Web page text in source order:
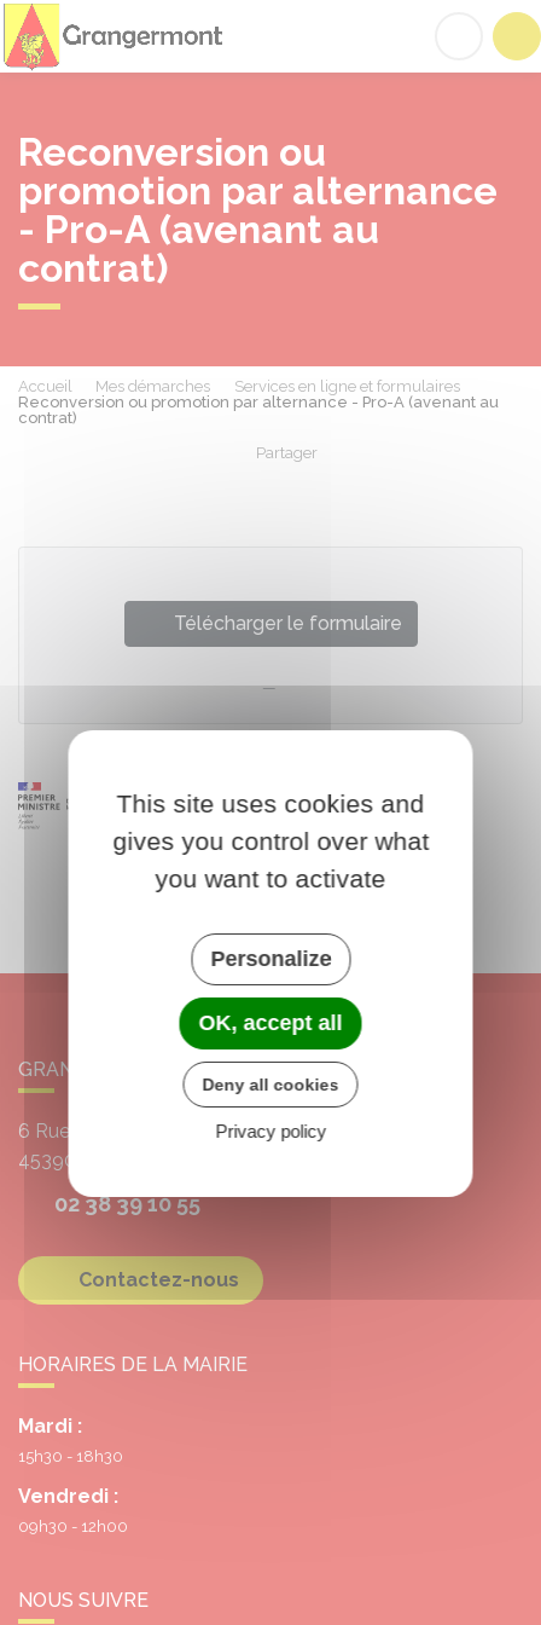
Reconversion ou
promotion par alternance
- Pro-A (avenant au
contrat)
Accueil Mes démarches
Services en ligne et formulaires
Reconversion ou promotion par alternance - Pro-A (avenant au
contrat)
Partager
Télécharger le formulaire
GRANGERMONT
6 Rue de l'École
45390
02 38 39 10 55
Contactez-nous
HORAIRES DE LA MAIRIE
Mardi :
15h30 - 18h30
Vendredi :
09h30 - 12h00
NOUS SUIVRE
This site uses cookies and
gives you control over what
you want to activate
Personalize
OK, accept all
Deny all cookies
Privacy policy